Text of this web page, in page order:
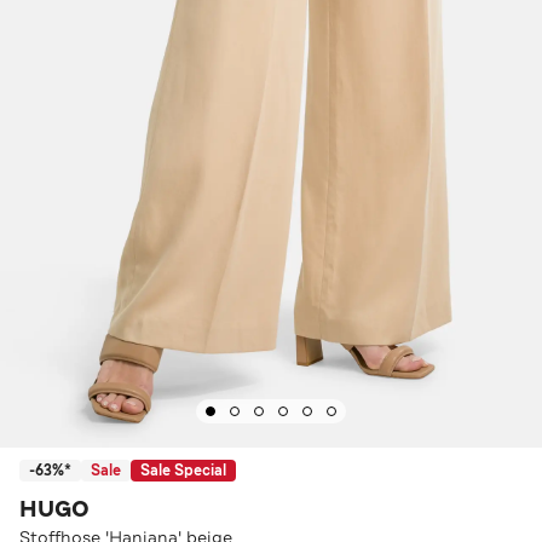
-63%* Sale Sale Special
HUGO
Stoffhose 'Haniana' beige